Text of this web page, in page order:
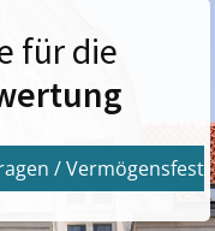
für die
/